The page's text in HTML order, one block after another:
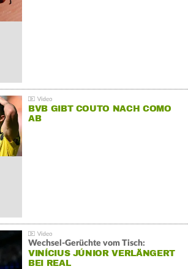
BVB GIBT COUTO NACH COMO
AB
Wechsel-Gerüchte vom Tisch:
VINÍCIUS JÚNIOR VERLÄNGERT
BEI REAL